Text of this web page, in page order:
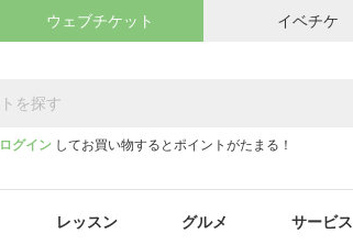
ウェブチケット イベチケ
ログイン してお買い物するとポイントがたまる！
レッスン グルメ サービス